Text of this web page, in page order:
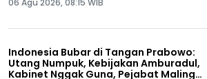
Indonesia Bubar di Tangan Prabowo:
Utang Numpuk, Kebijakan Amburadul,
Kabinet Nggak Guna, Pejabat Maling